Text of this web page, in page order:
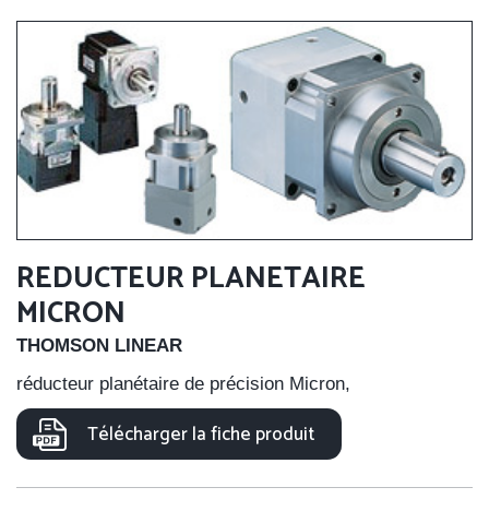
REDUCTEUR PLANETAIRE
MICRON
THOMSON LINEAR
réducteur planétaire de précision Micron,
Télécharger la fiche produit